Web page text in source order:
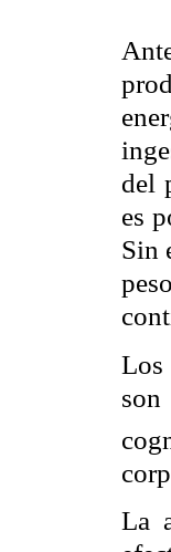
del
es
Sin
Los
La